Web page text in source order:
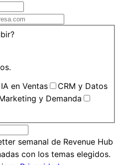
IA en Ventas
CRM y Datos
y Demanda
semanal de Revenue Hub
con los temas elegidos.